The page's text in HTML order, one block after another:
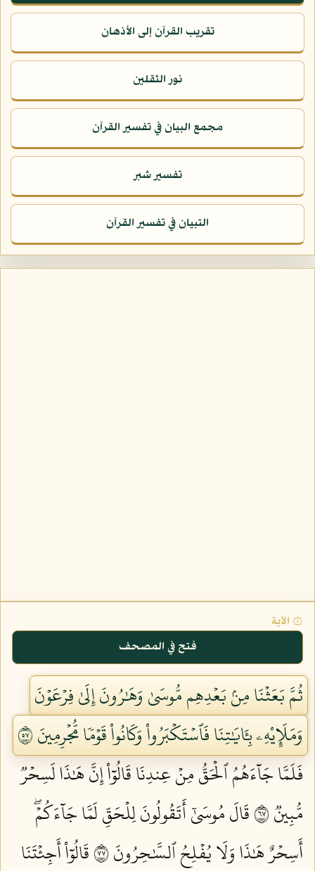
تقريب القرآن إلى الأذهان
نور الثقلين
مجمع البيان في تفسير القرآن
تفسير شبر
التبيان في تفسير القرآن
۞ الآية
فتح في المصحف
ثُمَّ بَعَثۡنَا مِنۢ بَعۡدِهِم مُّوسَىٰ وَهَٰرُونَ إِلَىٰ فِرۡعَوۡنَ
وَمَلَإِيْهِۦ بِـَٔايَٰتِنَا فَٱسۡتَكۡبَرُواْ وَكَانُواْ قَوۡمٗا مُّجۡرِمِينَ ٧٥
فَلَمَّا جَآءَهُمُ ٱلۡحَقُّ مِنۡ عِندِنَا قَالُوٓاْ إِنَّ هَٰذَا لَسِحۡرٞ
مُّبِينٞ ٧٦
قَالَ مُوسَىٰٓ أَتَقُولُونَ لِلۡحَقِّ لَمَّا جَآءَكُمۡۖ
أَسِحۡرٌ هَٰذَا وَلَا يُفۡلِحُ ٱلسَّٰحِرُونَ ٧٧
قَالُوٓاْ أَجِئۡتَنَا